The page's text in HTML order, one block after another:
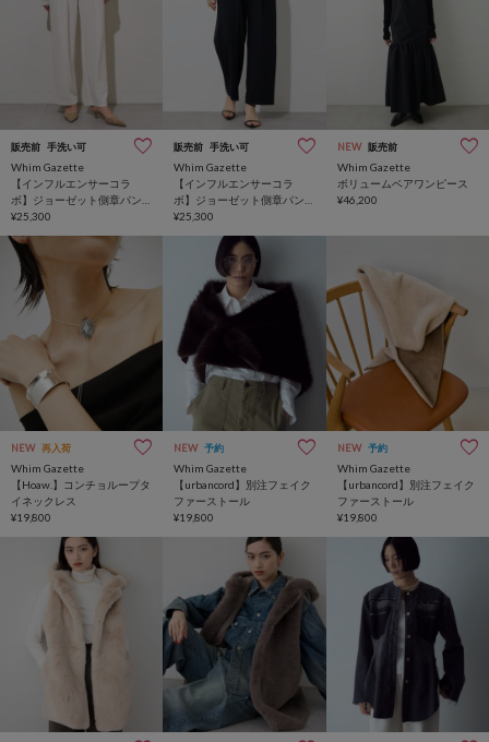
販売前 手洗い可
Whim Gazette
【インフルエンサーコラ
ボ】ジョーゼット側章パン
ツ
¥25,300
販売前 手洗い可
Whim Gazette
【インフルエンサーコラ
ボ】ジョーゼット側章パン
ツ
¥25,300
NEW 販売前
Whim Gazette
ボリュームベアワンピース
¥46,200
NEW 再入荷
Whim Gazette
【Hoaw.】コンチョループタ
イネックレス
¥19,800
NEW 予約
Whim Gazette
【urbancord】別注フェイク
ファーストール
¥19,800
NEW 予約
Whim Gazette
【urbancord】別注フェイク
ファーストール
¥19,800